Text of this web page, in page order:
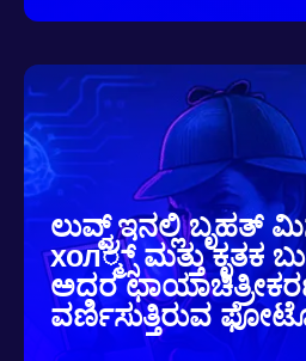
ಲುವ್ವ್ರ್ಇನಲ್ಲಿ ಬೃಹತ್
хол್ಮ್ಸ್ ಮತ್ತು ಕೃತಕ
ಅದರ
ವರ್ಣಿಸುತ್ತಿರುವ